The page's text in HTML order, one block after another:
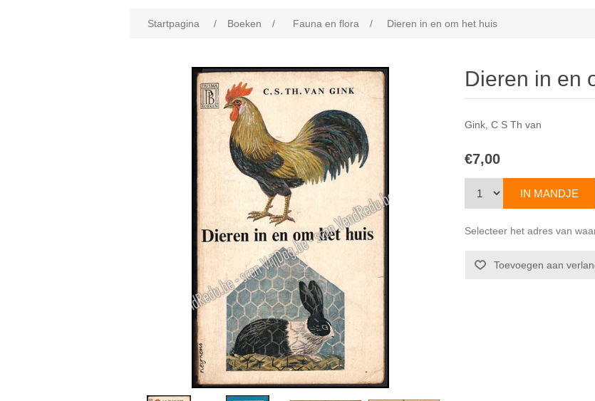
Startpagina / Boeken / Fauna en flora / Dieren in en om het huis
Dieren in en
Gink, C S Th van
€7,00
Selecteer het adres van